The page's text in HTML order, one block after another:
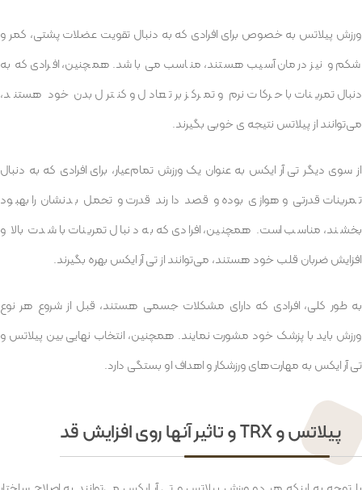
ورزش پیلاتس به خصوص برای افرادی که به دنبال تقویت عضلات پشتی، کمر و
شکم و نیز درمان آسیب هستند، مناسب می باشد. همچنین، افرادی که به
دنبال تمرینات با حرکات نرم و تمرکز بر تعادل و کنترل بدن خود هستند،
می‌توانند از پیلاتس نتیجه ی خوبی بگیرند.
از سوی دیگر تی آر ایکس به عنوان یک ورزش تمام‌عیار، برای افرادی که به دنبال
تمرینات قدرتی و هوازی بوده و قصد دارند قدرت و تحمل بدنشان را بهبود
بخشند، مناسب است. همچنین، افرادی که به دنبال تمرینات با شدت بالا و
افزایش ضربان قلب خود هستند، می‌توانند از تی آر ایکس بهره بگیرند.
به طور کلی، افرادی که دارای مشکلات جسمی هستند، قبل از شروع هر نوع
ورزش باید با پزشک خود مشورت نمایند. همچنین، انتخاب نهایی بین پیلاتس و
تی آر ایکس به مهارت‌های ورزشکار و اهداف او بستگی دارد.
پیلاتس و TRX و تاثیر آنها روی افزایش قد